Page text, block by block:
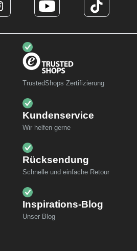
TrustedShops Zertifizierung
Kundenservice
Wir helfen gerne
Rücksendung
Schnelle und einfache Retour
Inspirations-Blog
Unser Blog